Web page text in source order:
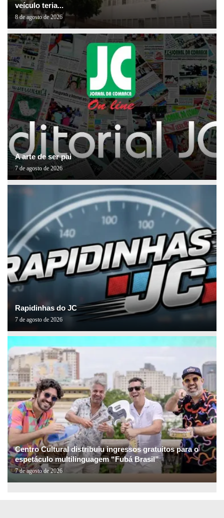
veículo teria...
8 de agosto de 2026
A arte de ser pai
7 de agosto de 2026
Rapidinhas do JC
7 de agosto de 2026
Centro Cultural distribuiu ingressos gratuitos para o
espetáculo multilinguagem “Fubá Brasil”
7 de agosto de 2026